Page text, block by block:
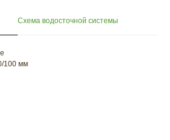
Схема водосточной системы
100 мм